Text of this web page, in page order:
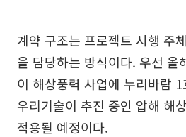
계약 구조는 프로젝트 시행 주
을 담당하는 방식이다. 우선 올
이 해상풍력 사업에 누리바람
우리기술이 추진 중인 압해 해
적용될 예정이다.